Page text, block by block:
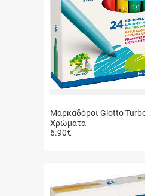
Μαρκαδόροι Giotto
Χρώματα
6.90€